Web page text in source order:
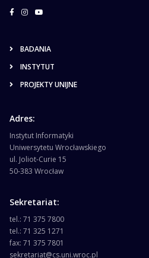
BADANIA
INSTYTUT
PROJEKTY UNIJNE
Adres:
Instytut Informatyki
Uniwersytetu Wrocławskiego
ul. Joliot-Curie 15
50-383 Wrocław
Sekretariat:
tel.: 71 375 7800
tel.: 71 325 1271
fax: 71 375 7801
sekretariat@cs.uni.wroc.pl